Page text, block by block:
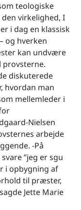
teologiske
virkelighed, I
i dag en klassisk
og hverken
kan undvære
provsterne.
diskuterede
hvordan man
mellemleder i
Nielsen
arbejde
-På
”jeg er sgu
i opbygning af
til præster,
Jette Marie